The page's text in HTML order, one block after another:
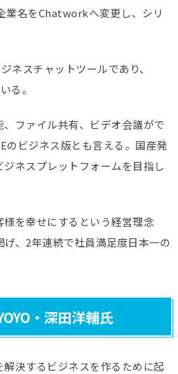
業名をChatworkへ変更し、シリ
スチャットツールであり、
る。
ファイル共有、ビデオ会議がで
のビジネス版とも言える。国産発
ネスプレットフォームを目指し
を幸せにするという経営理念
、2年連続で社員満足度日本一の
・深田洋輔氏
決するビジネスを作るために起